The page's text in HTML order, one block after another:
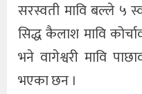
सरस्वती मावि बल्ले ५
सिद्ध कैलाश मावि
भने वागेश्वरी मावि
भएका छन ।